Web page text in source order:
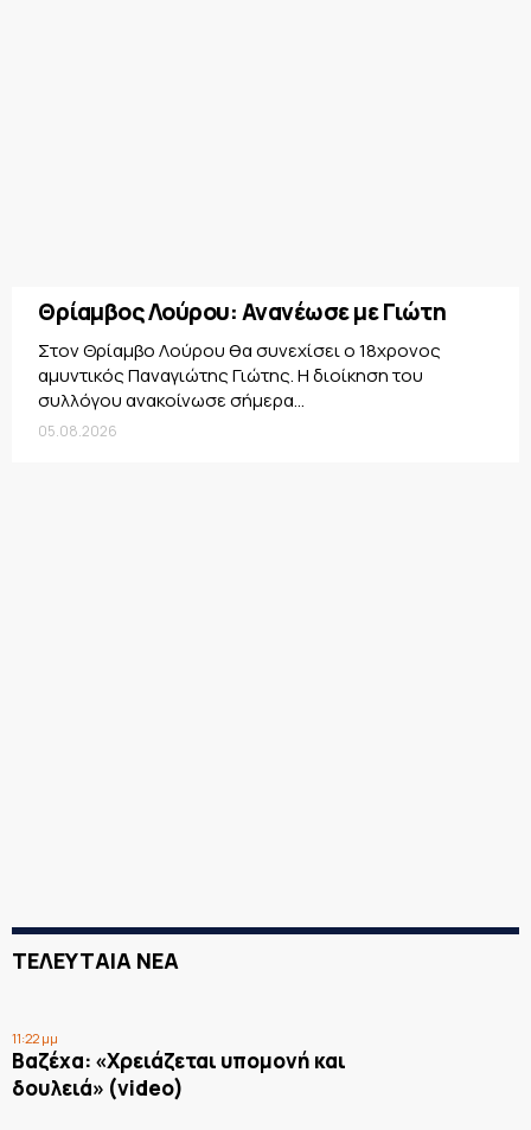
Θρίαμβος Λούρου: Ανανέωσε με Γιώτη
Στον Θρίαμβο Λούρου θα συνεχίσει ο 18χρονος
αμυντικός Παναγιώτης Γιώτης. Η διοίκηση του
συλλόγου ανακοίνωσε σήμερα...
05.08.2026
ΤΕΛΕΥΤΑΙΑ ΝΕΑ
11:22 μμ
Βαζέχα: «Χρειάζεται υπομονή και
δουλειά» (video)